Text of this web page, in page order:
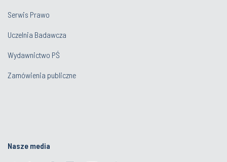
Serwis Prawo
Uczelnia Badawcza
Wydawnictwo PŚ
Zamówienia publiczne
Nasze media